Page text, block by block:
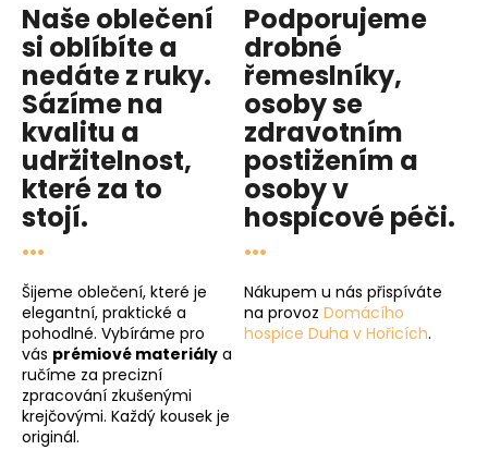
Naše oblečení
si oblíbíte a
nedáte z ruky.
Sázíme na
kvalitu a
udržitelnost,
které za to
stojí.
...
Šijeme oblečení, které je
elegantní, praktické a
pohodlné. Vybíráme pro
vás prémiové materiály a
ručíme za precizní
zpracování zkušenými
krejčovými. Každý kousek je
originál.
Podporujeme
drobné
řemeslníky,
osoby se
zdravotním
postižením a
osoby v
hospicové péči.
...
Nákupem u nás přispíváte
na provoz Domácího
hospice Duha v Hořicích.